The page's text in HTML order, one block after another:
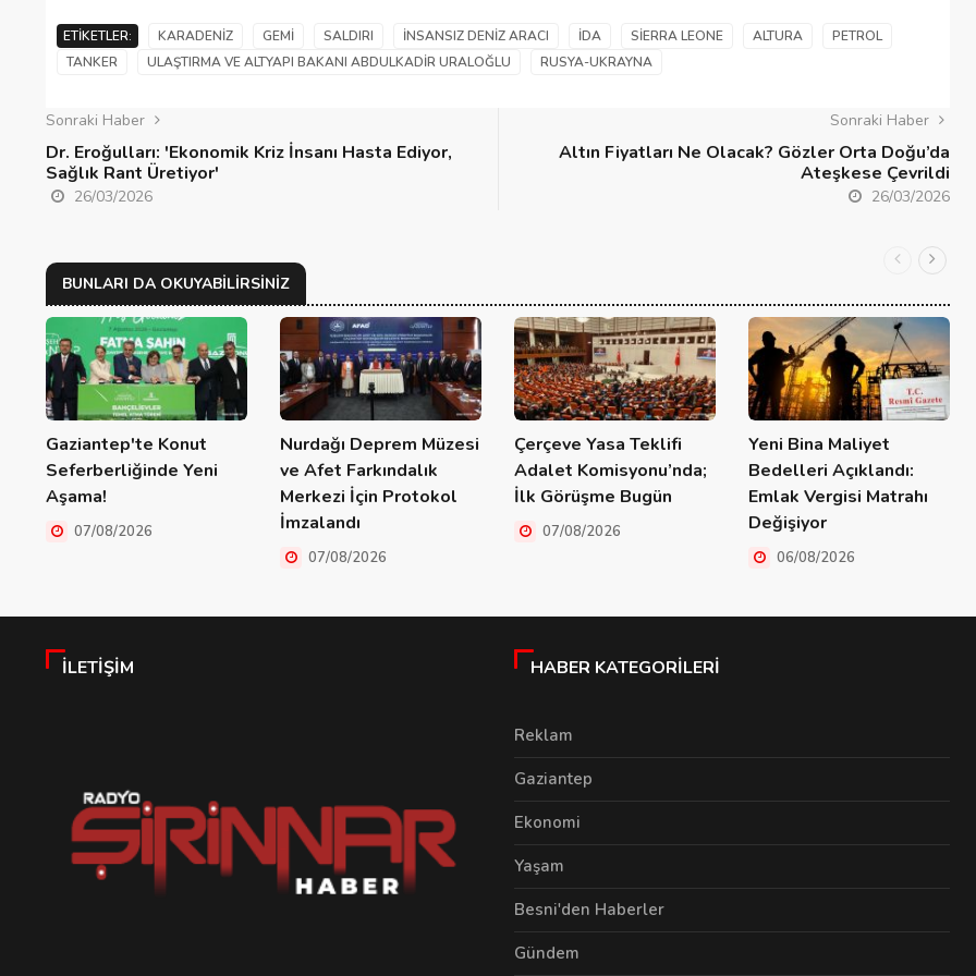
ETIKETLER: KARADENIZ GEMI SALDIRI İNSANSIZ DENIZ ARACI İDA SIERRA LEONE ALTURA
PETROL
TANKER
ULAŞTIRMA VE ALTYAPI BAKANI ABDULKADIR URALOĞLU RUSYA-UKRAYNA
Sonraki Haber
Dr. Eroğulları: 'Ekonomik Kriz İnsanı Hasta Ediyor,
Sağlık Rant Üretiyor'
26/03/2026
Sonraki Haber
Altın Fiyatları Ne Olacak? Gözler Orta Doğu’da
Ateşkese Çevrildi
26/03/2026
BUNLARI DA OKUYABILIRSINIZ
Gaziantep'te Konut
Seferberliğinde Yeni
Aşama!
07/08/2026
Nurdağı Deprem Müzesi
ve Afet Farkındalık
Merkezi İçin Protokol
İmzalandı
07/08/2026
Çerçeve Yasa Teklifi
Adalet Komisyonu’nda;
İlk Görüşme Bugün
07/08/2026
Yeni Bina Maliyet
Bedelleri Açıklandı:
Emlak Vergisi Matrahı
Değişiyor
06/08/2026
İLETIŞIM HABER KATEGORILERI
Reklam
Gaziantep
Ekonomi
Yaşam
Besni'den Haberler
Gündem